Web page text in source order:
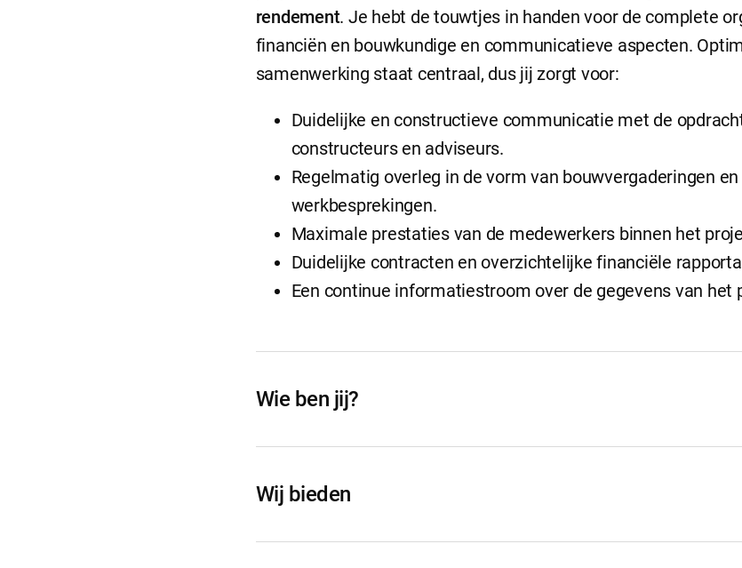
rendement. Je hebt de touwtjes in handen voor de complete
financiën en bouwkundige en communicatieve aspecten.
samenwerking staat centraal, dus jij zorgt voor:
Duidelijke en constructieve communicatie met de
constructeurs en adviseurs.
Regelmatig overleg in de vorm van bouwvergaderingen en
werkbesprekingen.
Maximale prestaties van de medewerkers binnen het
Duidelijke contracten en overzichtelijke financiële
Een continue informatiestroom over de gegevens van het
Wie ben jij?
Wij bieden